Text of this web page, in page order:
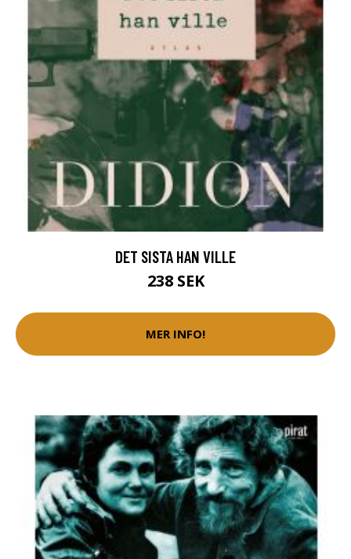
DET SISTA HAN VILLE
238 SEK
MER INFO!